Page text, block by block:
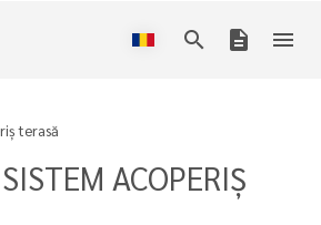
search description menu
terasă
ACOPERIŞ